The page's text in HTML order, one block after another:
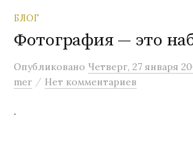
БЛОГ
Фотография — это
Опубликовано Четверг, 27 января
mer / Нет комментариев
.